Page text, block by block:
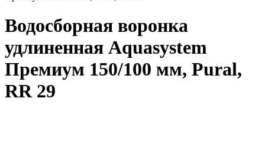
Водосборная воронка
удлиненная Aquasystem
Премиум 150/100 мм, Pural,
RR 29